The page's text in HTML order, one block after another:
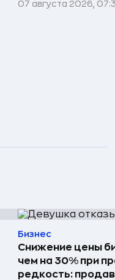
07 августа 2026,
Бизнес
Снижение цены
чем на 30% при
редкость: